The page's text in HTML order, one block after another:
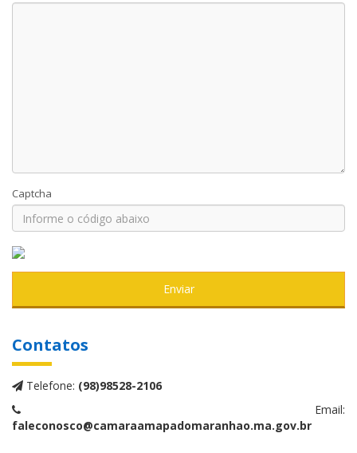
Captcha
Enviar
Contatos
Telefone: (98)98528-2106
Email:
faleconosco@camaraamapadomaranhao.ma.gov.br